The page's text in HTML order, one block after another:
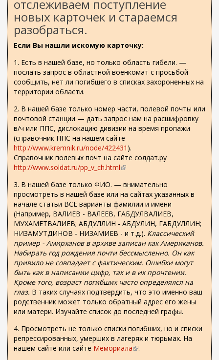
отслеживаем поступление
новых карточек и стараемся
разобраться.
Если Вы нашли искомую карточку:
1. Есть в нашей базе, но только область гибели. —
послать запрос в областной военкомат с просьбой
сообщить, нет ли погибшего в списках захороненных на
территории области.
2. В нашей базе только номер части, полевой почты или
почтовой станции — дать запрос нам на расшифровку
в/ч или ППС, дислокацию дивизии на время пропажи
(справочник ППС на нашем сайте
http://www.kremnik.ru/node/422431 ).
Справочник полевых почт на сайте солдат.ру
http://www.soldat.ru/pp_v_ch.html(
н
е
ш
н
я
я
с
с
ы
л
к
а
)
3. В нашей базе только ФИО. — внимательно
просмотреть в нашей базе или на сайтах указанных в
начале статьи ВСЕ варианты фамилии и имени
(Например, ВАЛИЕВ - ВАЛЕЕВ, ГАБДУЛВАЛИЕВ,
МУХАМЕТВАЛИЕВ; АБДУЛЛИН - АБДУЛИН, ГАБДУЛЛИН;
НИЗАМУТДИНОВ - НИЗАМИЕВ - и т.д.). Классический
пример - Амирханов в архиве записан как Американов.
Набирать год рождения почти бессмысленно. Он как
привило не совпадает с фактическим. Ошибки могут
быть как в написании цифр, так и в их прочтении.
Кроме того, возраст погибших часто определялся на
глаз. В таких случаях подтвердить, что это именно ваш
родственник может только обратный адрес его жены
или матери. Изучайте список до последней графы.
4. Просмотреть не только списки погибших, но и списки
репрессированных, умерших в лагерях и тюрьмах. На
нашем сайте или сайте Мемориала( .